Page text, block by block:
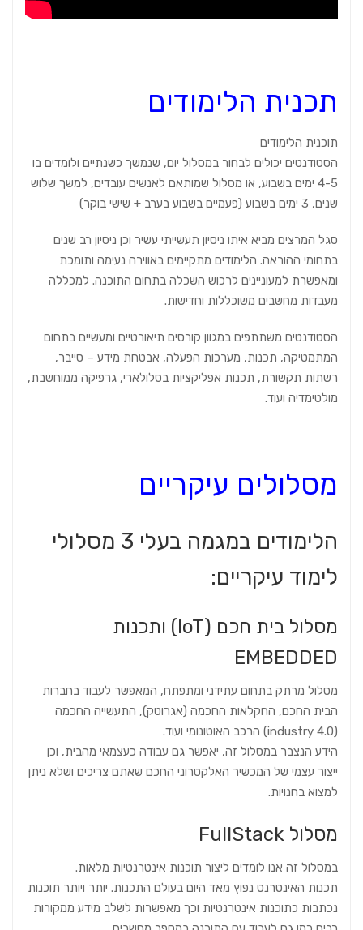
תכנית הלימודים
תוכנית הלימודים
הסטודנטים יכולים לבחור במסלול יום, שנמשך כשנתיים ולומדים בו
4-5 ימים בשבוע, או מסלול שמותאם לאנשים עובדים, למשך שלוש
שנים, 3 ימים בשבוע (פעמיים בשבוע בערב + שישי בוקר)
סגל המרצים מביא איתו ניסיון תעשייתי עשיר וכן ניסיון רב שנים
בתחומי ההוראה. הלימודים מתקיימים באווירה נעימה ותומכת
ומאפשרת למעוניינים לרכוש השכלה בתחום התוכנה. למכללה
מעבדות מחשבים משוכללות וחדישות.
הסטודנטים משתתפים במגוון קורסים תיאורטיים ומעשיים בתחום
המתמטיקה, תכנות, מערכות הפעלה, אבטחת מידע – סייבר,
רשתות תקשורת, תכנות אפליקציות בסלולארי, גרפיקה ממוחשבת,
מולטימדיה ועוד.
מסלולים עיקריים
הלימודים במגמה בעלי 3 מסלולי
לימוד עיקריים:
מסלול בית חכם (IoT) ותכנות
EMBEDDED
מסלול מרתק בתחום עתידני ומתפתח, המאפשר לעבוד בחברות
הבית החכם, החקלאות החכמה (אגרוטק), התעשייה החכמה
(industry 4.0) הרכב האוטונומי ועוד.
הידע הנצבר במסלול זה, יאפשר גם עבודה כעצמאי מהבית, וכן
ייצור עצמי של המכשיר האלקטרוני החכם שאתם צריכים ושלא ניתן
למצוא בחנויות.
מסלול FullStack
במסלול זה אנו לומדים ליצור תוכנות אינטרנטיות מלאות.
תכנות האינטרנט נפוץ מאד היום בעולם התכנות. יותר ויותר תוכנות
נכתבות כתוכנות אינטרנטיות וכך מאפשרות לשלב מידע ממקורות